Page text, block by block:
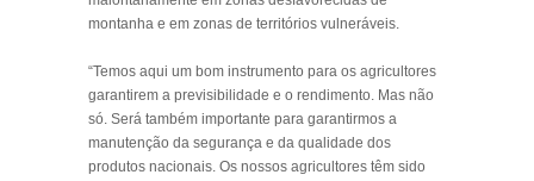
montanha e em zonas de territórios vulneráveis.
“Temos aqui um bom instrumento para os agricultores
garantirem a previsibilidade e o rendimento. Mas não
só. Será também importante para garantirmos a
manutenção da segurança e da qualidade dos
produtos nacionais. Os nossos agricultores têm sido